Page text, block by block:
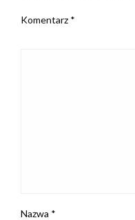
Komentarz *
Nazwa *